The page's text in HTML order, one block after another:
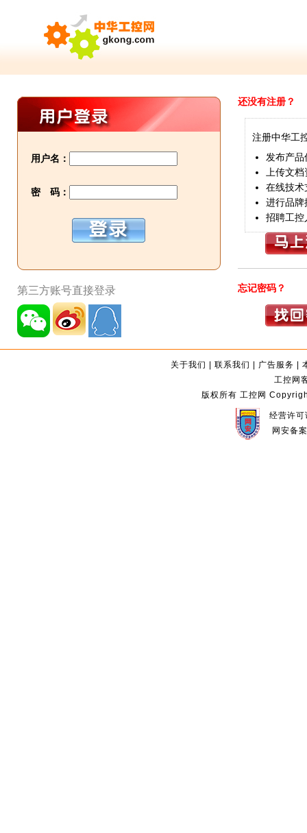
用户名：
密 码：
第三方账号直接登录
还没有注册？
注册中华工
发布产品
上传文档
在线技术
进行品牌
招聘工控
忘记密码？
关于我们 |联系我们 | 广告服务 |
工控网
版权所有 工控网
经营许
网安备